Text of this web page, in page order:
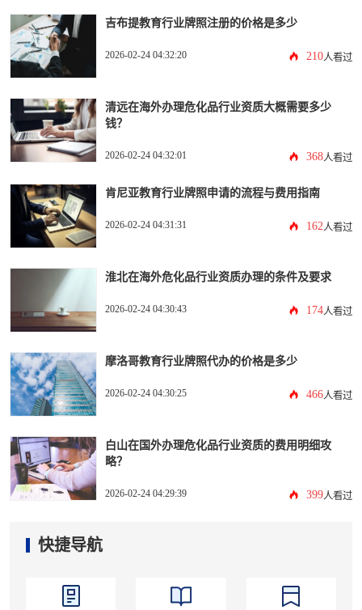
吉布提教育行业牌照注册的价格是多少
2026-02-24 04:32:20 210人看过
清远在海外办理危化品行业资质大概需要多少
钱？
2026-02-24 04:32:01 368人看过
肯尼亚教育行业牌照申请的流程与费用指南
2026-02-24 04:31:31 162 人看过
淮北在海外危化品行业资质办理的条件及要求
2026-02-24 04:30:43 174人看过
摩洛哥教育行业牌照代办的价格是多少
2026-02-24 04:30:25 466人看过
白山在国外办理危化品行业资质的费用明细攻
略？
2026-02-24 04:29:39 399人看过
快捷导航